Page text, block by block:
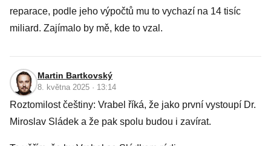
reparace, podle jeho výpočtů mu to vychazí na 14 tisíc
miliard. Zajímalo by mě, kde to vzal.
Martin Bartkovský
8. května 2025 · 13:14
Roztomilost češtiny: Vrabel říká, že jako první vystoupí Dr.
Miroslav Sládek a že pak spolu budou i zavírat.